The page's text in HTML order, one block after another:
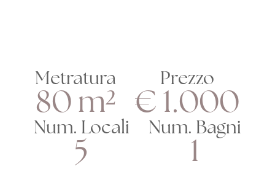
Metratura
80 m²
Prezzo
€ 1.000
Num. Locali
5
Num. Bagni
1